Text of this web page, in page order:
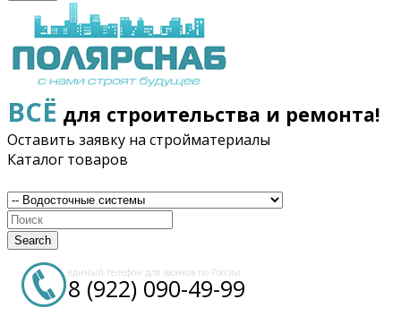
ВСЁ для строительства и ремонта!
Оставить заявку на стройматериалы
Каталог товаров
Search
единый телефон для звонков по России:
8 (922) 090-49-99